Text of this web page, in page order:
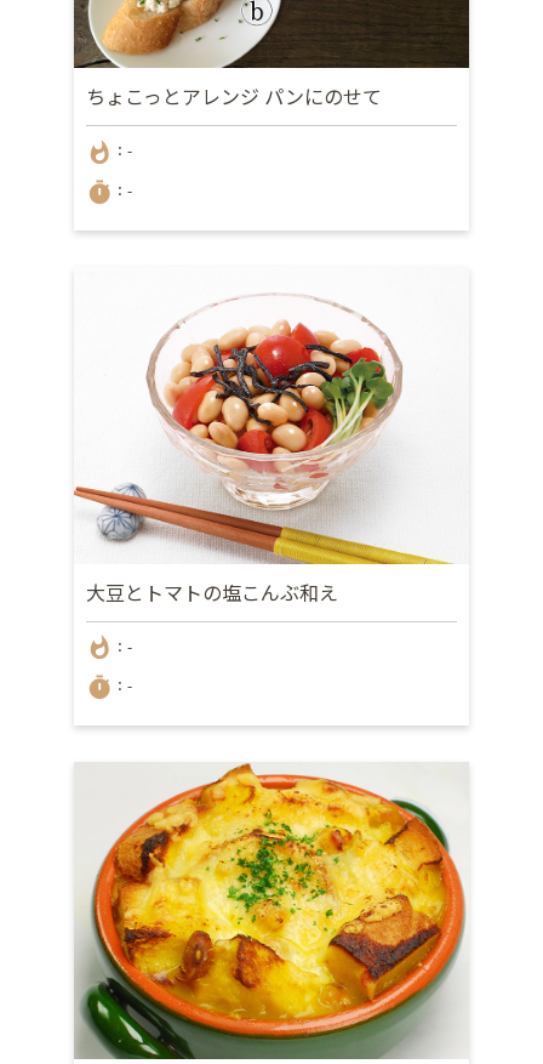
ちょこっとアレンジ パンにのせて
whatshot ：-
timer ：-
大豆とトマトの塩こんぶ和え
whatshot ：-
timer ：-